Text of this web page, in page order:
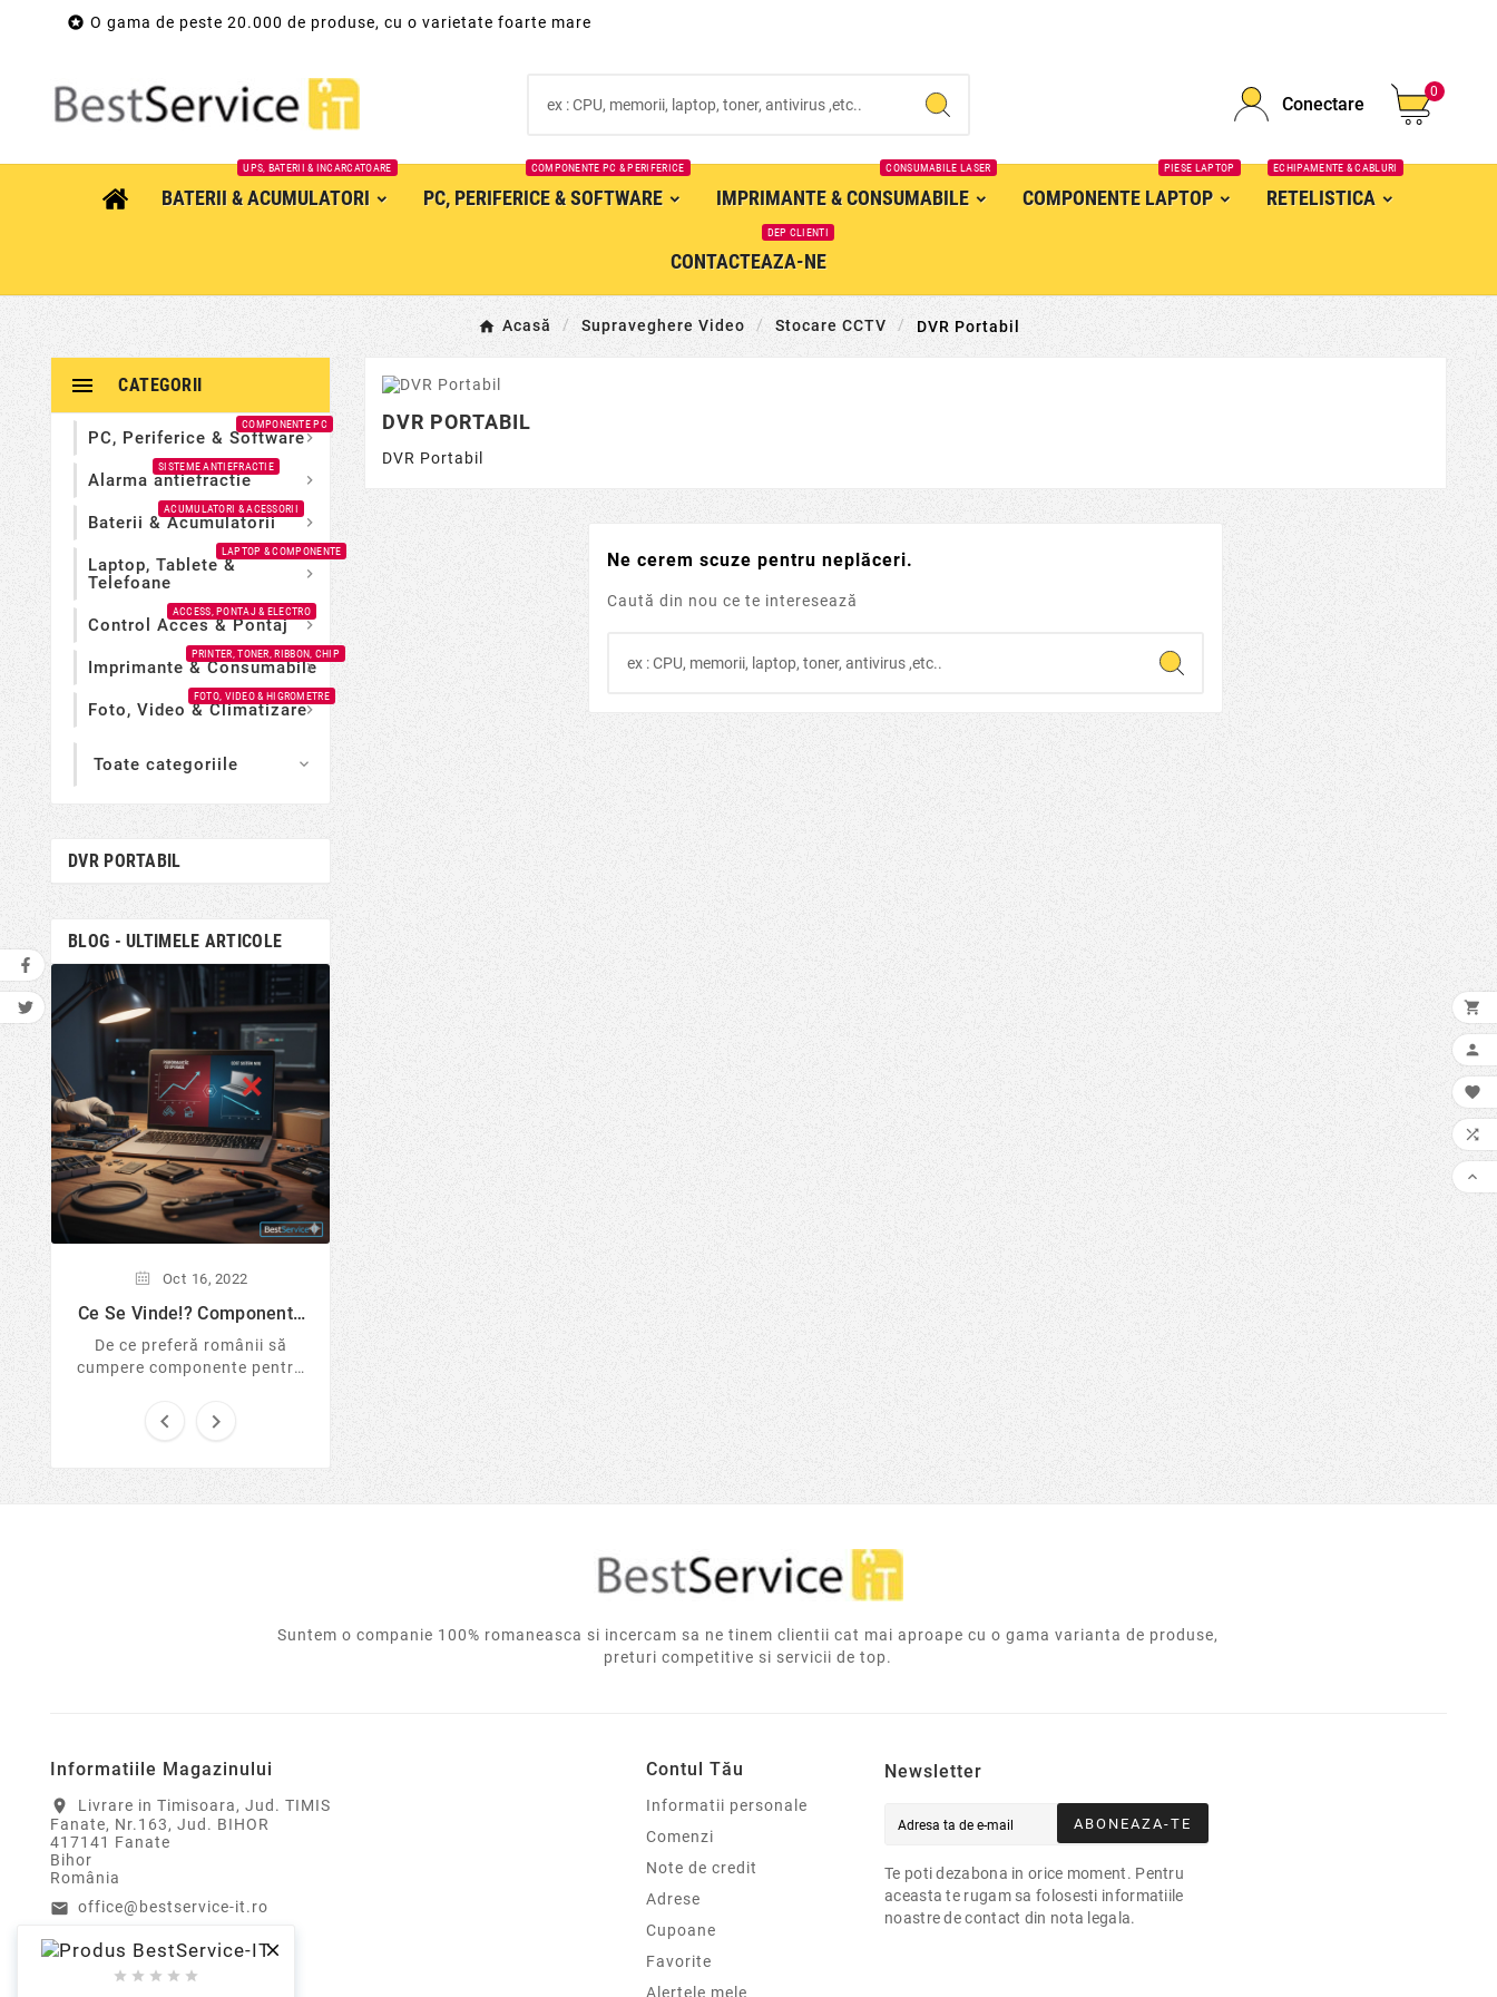

    
 O gama de peste 20.000 de produse, cu o varietate foarte mare
Conectare
0
BATERII & ACUMULATORI
UPS, BATERII & INCARCATOARE
PC, PERIFERICE & SOFTWARE
COMPONENTE PC & PERIFERICE
IMPRIMANTE & CONSUMABILE
CONSUMABILE LASER
COMPONENTE LAPTOP
PIESE LAPTOP
RETELISTICA
ECHIPAMENTE & CABLURI
CONTACTEAZA-NE
DEP CLIENTI
Acasă Supraveghere Video Stocare CCTV DVR Portabil
CATEGORII

PC, Periferice & Software
COMPONENTE PC

Alarma antiefractie
SISTEME ANTIEFRACTIE

Baterii & Acumulatorii
ACUMULATORI & ACESSORII

Laptop, Tablete &
Telefoane
LAPTOP & COMPONENTE

Control Acces & Pontaj
ACCESS, PONTAJ & ELECTRO

Imprimante & Consumabile
PRINTER, TONER, RIBBON, CHIP

Foto, Video & Climatizare
FOTO, VIDEO & HIGROMETRE

Toate categoriile 
DVR PORTABIL
BLOG - ULTIMELE ARTICOLE
Oct 16, 2022
Ce Se Vinde!? Componente
De ce preferă românii să
cumpere componente pentru
sisteme noi sigilate? Analizăm
tendințele pieței IT în 2026, ...
 
DVR PORTABIL
DVR Portabil
Ne cerem scuze pentru neplăceri.
Caută din nou ce te interesează
Suntem o companie 100% romaneasca si incercam sa ne tinem clientii cat mai aproape cu o gama varianta de produse,
preturi competitive si servicii de top.
Informatiile Magazinului
location_on
Livrare in Timisoara, Jud. TIMIS
Fanate, Nr.163, Jud. BIHOR
417141 Fanate
Bihor
România
email office@bestservice-it.ro
call 0770 973 022
Contul Tău
Informatii personale
Comenzi
Note de credit
Adrese
Cupoane
Favorite
Alertele mele
Newsletter
ABONEAZA-TE
Te poti dezabona in orice moment. Pentru
aceasta te rugam sa folosesti informatiile
noastre de contact din nota legala.




